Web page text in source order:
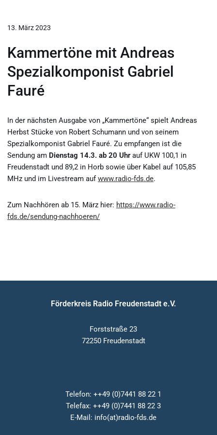
13. März 2023
Kammertöne mit Andreas
Spezialkomponist Gabriel
Fauré
In der nächsten Ausgabe von „Kammertöne“ spielt Andreas
Herbst Stücke von Robert Schumann und von seinem
Spezialkomponist Gabriel Fauré. Zu empfangen ist die
Sendung am Dienstag 14.3. ab 20 Uhrauf UKW 100,1 in
Freudenstadt und 89,2 in Horb sowie über Kabel auf 105,85
MHz und im Livestream auf www.radio-fds.de.
Zum Nachhören ab 15. März hier: https://www.radio-
fds.de/sendung-nachhoeren/
Förderkreis Radio Freudenstadt e.V.
Forststraße 23
72250 Freudenstadt
Telefon: ++49 (0)7441 88 22 1
Telefax: ++49 (0)7441 88 22 3
E-Mail: info(at)radio-fds.de